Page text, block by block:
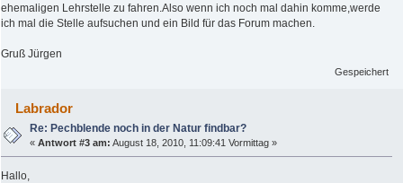
ehemaligen Lehrstelle zu fahren.Also wenn ich noch mal dahin komme,werde
ich mal die Stelle aufsuchen und ein Bild für das Forum machen.
Gruß Jürgen
Gespeichert
Labrador
Re: Pechblende noch in der Natur findbar?
«Antwort #3 am: August 18, 2010, 11:09:41 Vormittag »
Hallo,